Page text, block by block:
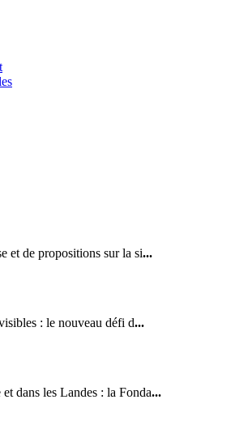
et de propositions sur la si...
: le nouveau défi d...
dans les Landes : la Fonda...